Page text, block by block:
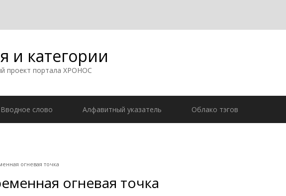
и категории
проект портала ХРОНОС
Вводное слово Алфавитный указатель Облако тэгов
огневая точка
огневая точка